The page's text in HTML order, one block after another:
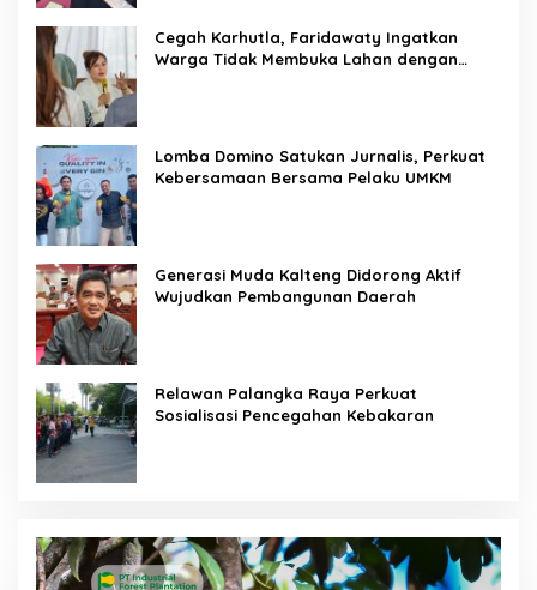
Cegah Karhutla, Faridawaty Ingatkan
Warga Tidak Membuka Lahan dengan
Lomba Domino Satukan Jurnalis, Perkuat
Kebersamaan Bersama Pelaku UMKM
Generasi Muda Kalteng Didorong Aktif
Wujudkan Pembangunan Daerah
Relawan Palangka Raya Perkuat
Sosialisasi Pencegahan Kebakaran